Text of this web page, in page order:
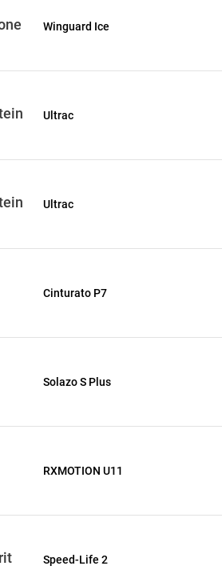
Winguard Ice
Ultrac
Ultrac
Cinturato P7
Solazo S Plus
RXMOTION U11
Speed-Life 2